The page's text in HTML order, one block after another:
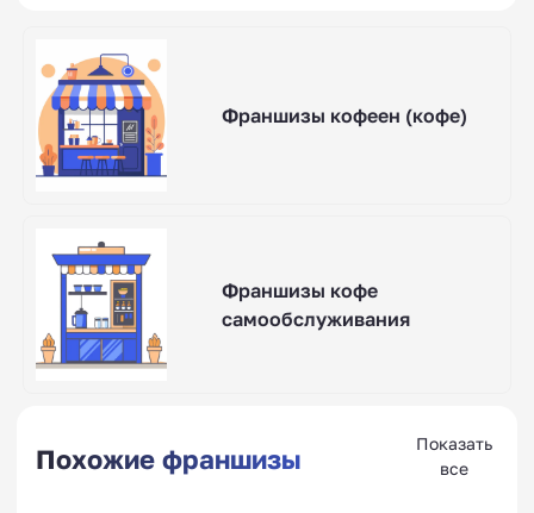
Франшизы кофеен (кофе)
Франшизы кофе
самообслуживания
Похожие франшизы
Показать
все